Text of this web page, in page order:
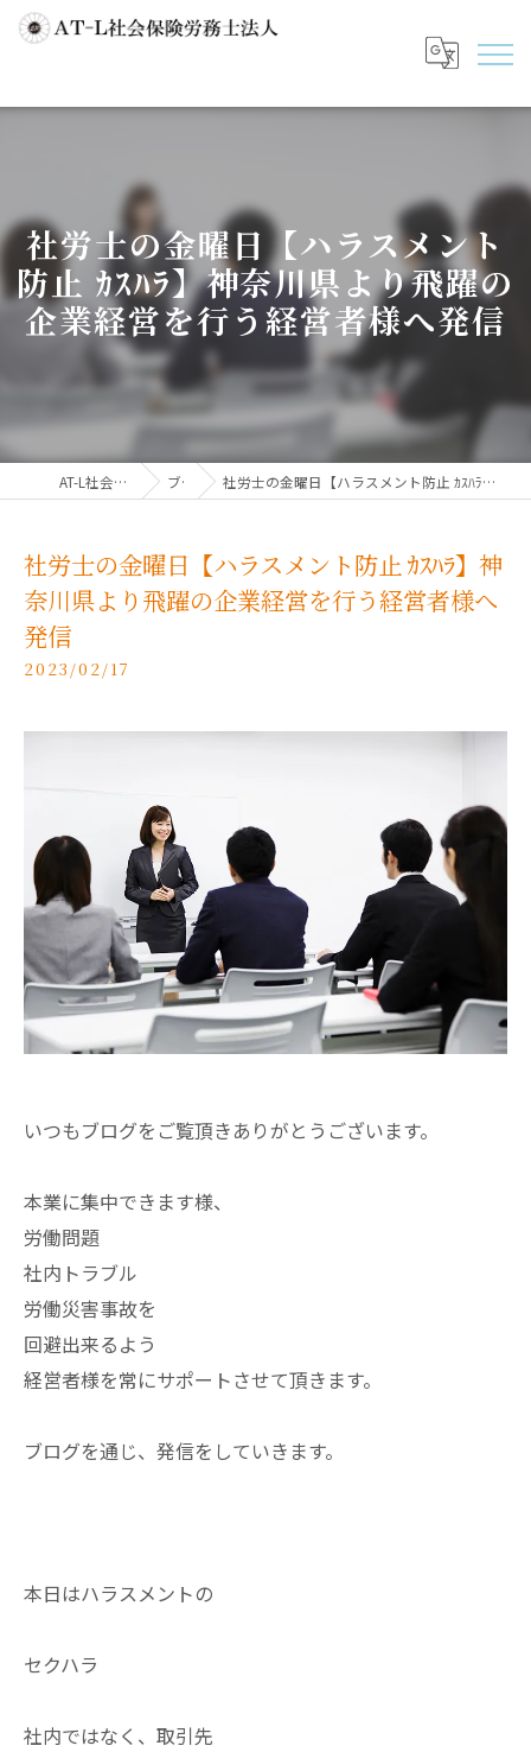
社労士の金曜日【ハラスメント
防止 ｶｽﾊﾗ】神奈川県より飛躍の
企業経営を行う経営者様へ発信
AT-L社会保険労務士法人 ブログ 社労士の金曜日【ハラスメント防止 ｶｽﾊﾗ】神奈川県より飛躍の企業経営を行う経営者様へ発信
社労士の金曜日【ハラスメント防止 ｶｽﾊﾗ】神
奈川県より飛躍の企業経営を行う経営者様へ
発信
2023/02/17
いつもブログをご覧頂きありがとうございます。
本業に集中できます様、
労働問題
社内トラブル
労働災害事故を
回避出来るよう
経営者様を常にサポートさせて頂きます。
ブログを通じ、発信をしていきます。
本日はハラスメントの
セクハラ
社内ではなく、取引先